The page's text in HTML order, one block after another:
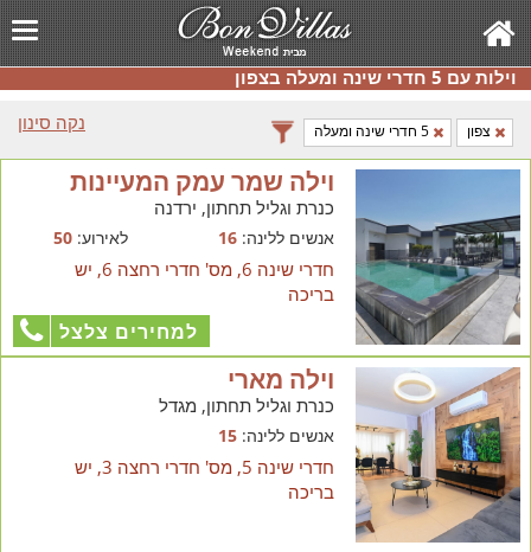
וילות עם 5 חדרי שינה ומעלה בצפון
נקה סינון
צפון 5 חדרי שינה ומעלה
וילה שמר עמק המעיינות
כנרת וגליל תחתון, ירדנה
אנשים ללינה:16 לאירוע:50
חדרי שינה 6, מס' חדרי רחצה 6, יש
בריכה
למחירים צלצל
וילה מארי
כנרת וגליל תחתון, מגדל
אנשים ללינה:15
חדרי שינה 5, מס' חדרי רחצה 3, יש
בריכה